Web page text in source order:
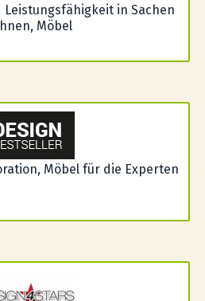
in Sachen
Möbel
Möbel für die Experten